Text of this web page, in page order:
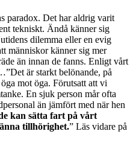
paradox. Det har aldrig varit
tekniskt. Ändå känner sig
dilemma eller en evig
människor känner sig mer
än innan de fanns. Enligt vårt
är starkt belönande, på
mot öga. Förutsatt att vi
En sjuk person mår ofta
än jämfört med när hen
kan sätta fart på vårt
tillhörighet.” Läs vidare på